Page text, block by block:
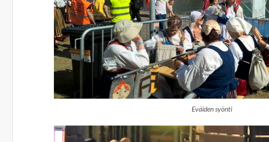
Eväiden syönti